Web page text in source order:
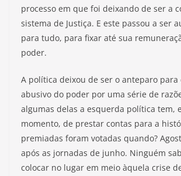
processo em que foi deixando de ser a
sistema de Justiça. E este passou a ser
para tudo, para fixar até sua
poder.
A política deixou de ser o anteparo para
abusivo do poder por uma série de
algumas delas a esquerda política tem,
momento, de prestar contas para a
premiadas foram votadas quando?
após as jornadas de junho. Ninguém
colocar no lugar em meio àquela crise